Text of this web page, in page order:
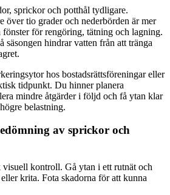
sprickor och potthål tydligare.
över tio grader och nederbörden är mer
för rengöring, tätning och lagning.
säsongen hindrar vatten från att tränga
hos bostadsrättsföreningar eller
tidpunkt. Du hinner planera
mindre åtgärder i följd och få ytan klar
belastning.
av sprickor och
visuell kontroll. Gå ytan i ett rutnät och
krita. Fota skadorna för att kunna